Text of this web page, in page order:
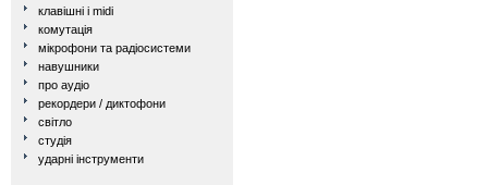
клавішні і midi
комутація
мікрофони та радіосистеми
навушники
про аудіо
рекордери / диктофони
світло
студія
ударні інструменти